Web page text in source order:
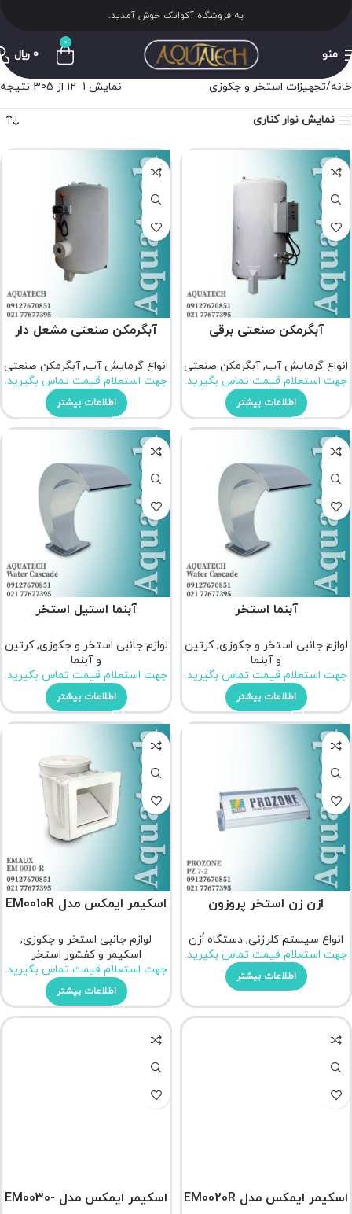
به فروشگاه آکواتک خوش آمدید.
منو
0
0 ﷼
خانه تجهیزات استخر و جکوزی نمایش 1–12 از 305 نتیجه
نمایش نوار کناری
آبگرمکن صنعتی برقی
انواع گرمایش آب,آبگرمکن صنعتی
جهت استعلام قیمت تماس بگیرید.
اطلاعات بیشتر
آبگرمکن صنعتی مشعل دار
انواع گرمایش آب,آبگرمکن صنعتی
جهت استعلام قیمت تماس بگیرید.
اطلاعات بیشتر
آبنما استخر
لوازم جانبی استخر و جکوزی,کرتین
و آبنما
جهت استعلام قیمت تماس بگیرید.
اطلاعات بیشتر
آبنما استیل استخر
لوازم جانبی استخر و جکوزی,کرتین
و آبنما
جهت استعلام قیمت تماس بگیرید.
اطلاعات بیشتر
ازن زن استخر پروزون
انواع سیستم کلرزنی, دستگاه اُزن
جهت استعلام قیمت تماس بگیرید.
اطلاعات بیشتر
اسکیمر ایمکس مدل EM0010R
لوازم جانبی استخر و جکوزی,
اسکیمر و کفشور استخر
جهت استعلام قیمت تماس بگیرید.
اطلاعات بیشتر
اسکیمر ایمکس مدل EM0020R
اسکیمر ایمکس مدل EM0030-